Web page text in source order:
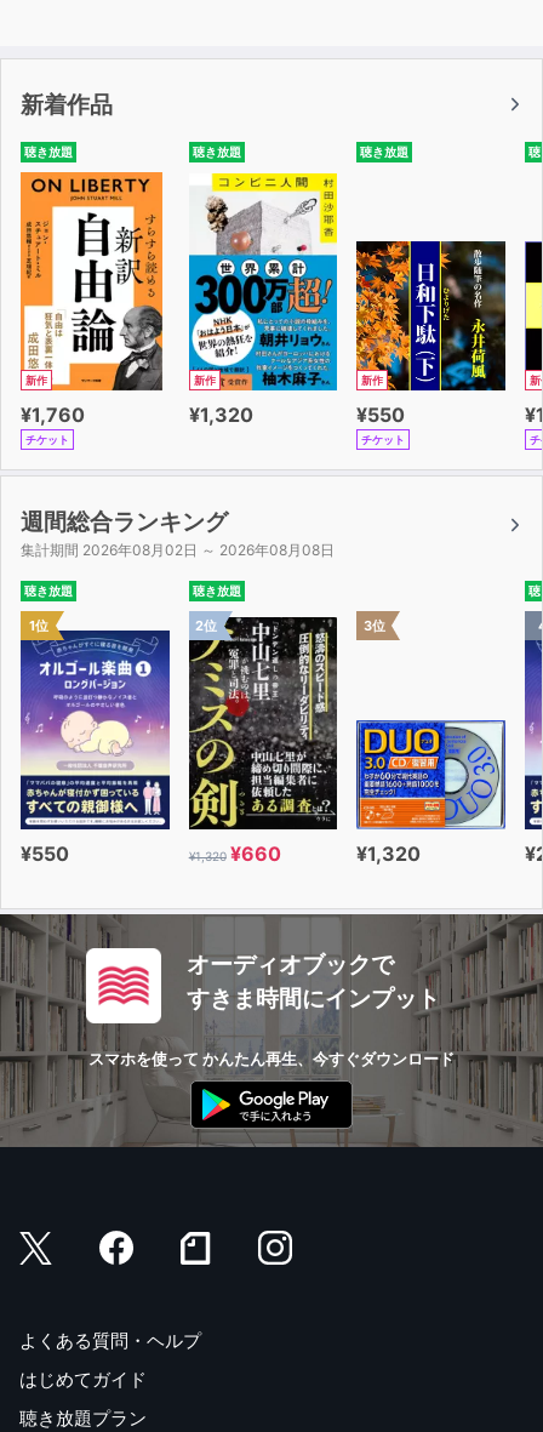
新着作品
聴き放題
新作
¥1,760
チケット
聴き放題
新作
¥1,320
聴き放題
新作
¥550
チケット
聴
新
チ
週間総合ランキング
集計期間 2026年08月02日 ～ 2026年08月08日
聴き放題
1位
¥550
聴き放題
2位
¥1,320 ¥660
3位
¥1,320
聴
オーディオブックで
すきま時間にインプット
スマホを使って かんたん再生、今すぐダウンロード
よくある質問・ヘルプ
はじめてガイド
聴き放題プラン